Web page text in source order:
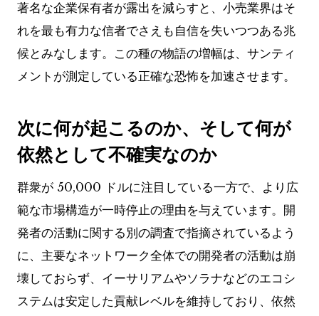
著名な企業保有者が露出を減らすと、小売業界はそ
れを最も有力な信者でさえも自信を失いつつある兆
候とみなします。この種の物語の増幅は、サンティ
メントが測定している正確な恐怖を加速させます。
次に何が起こるのか、そして何が
依然として不確実なのか
群衆が 50,000 ドルに注目している一方で、より広
範な市場構造が一時停止の理由を与えています。開
発者の活動に関する別の調査で指摘されているよう
に、主要なネットワーク全体での開発者の活動は崩
壊しておらず、イーサリアムやソラナなどのエコシ
ステムは安定した貢献レベルを維持しており、依然